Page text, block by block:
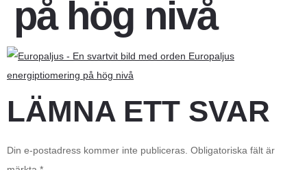
på hög nivå
LÄMNA ETT SVAR
Din e-postadress kommer inte publiceras. Obligatoriska fält är